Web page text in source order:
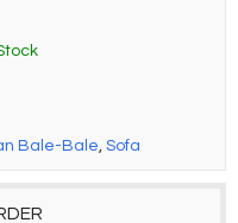
Bale-Bale, Sofa